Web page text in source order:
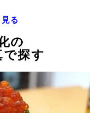
る
の
で探す